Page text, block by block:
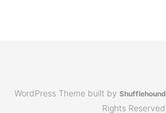
WordPress Theme built by Shufflehound
Rights Reserved